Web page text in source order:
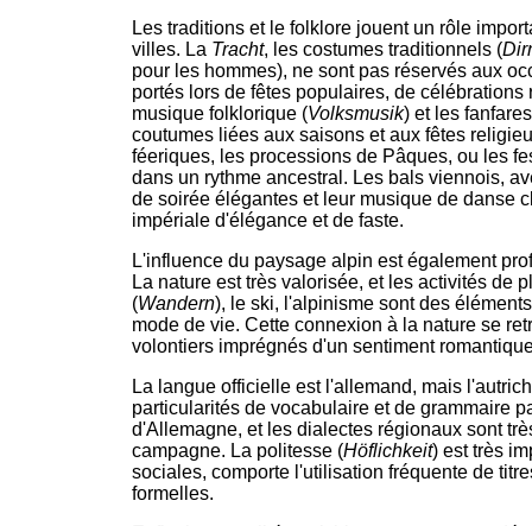
Les traditions et le folklore jouent un rôle
villes. La Tracht, les costumes traditionnels (
pour les hommes), ne sont pas réservés aux
portés lors de fêtes populaires, de
musique folklorique (Volksmusik) et les
coutumes liées aux saisons et aux fêtes
féeriques, les processions de Pâques, ou les
dans un rythme ancestral. Les bals viennois,
de soirée élégantes et leur musique de danse
impériale d'élégance et de faste.
L'influence du paysage alpin est également
La nature est très valorisée, et les activités de
(Wandern), le ski, l'alpinisme sont des
mode de vie. Cette connexion à la nature se
volontiers imprégnés d'un sentiment
La langue officielle est l'allemand, mais
particularités de vocabulaire et de grammaire
d'Allemagne, et les dialectes régionaux sont
campagne. La politesse (Höflichkeit) est très
sociales, comporte l'utilisation fréquente de
formelles.